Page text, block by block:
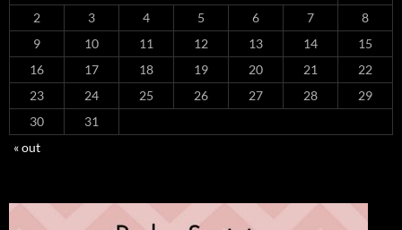
2
3 4 5 6 7
8
9
10 11 12 13 14
15
16
17 18 19 20 21
22
23
24 25 26 27 28
29
30
31
« out